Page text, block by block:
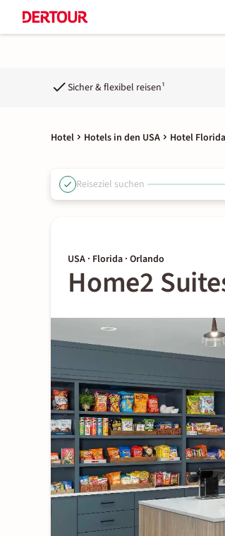
Sicher & flexibel reisen¹
Hotel Hotels in den USA Hotel Florida
Reiseziel suchen
USA · Florida · Orlando
Home2